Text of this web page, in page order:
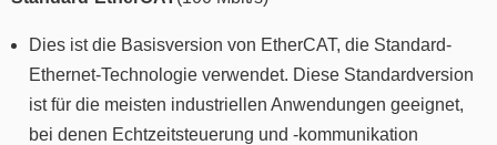
Dies ist die Basisversion von EtherCAT, die Standard-
Ethernet-Technologie verwendet. Diese Standardversion
ist für die meisten industriellen Anwendungen geeignet,
bei denen Echtzeitsteuerung und -kommunikation